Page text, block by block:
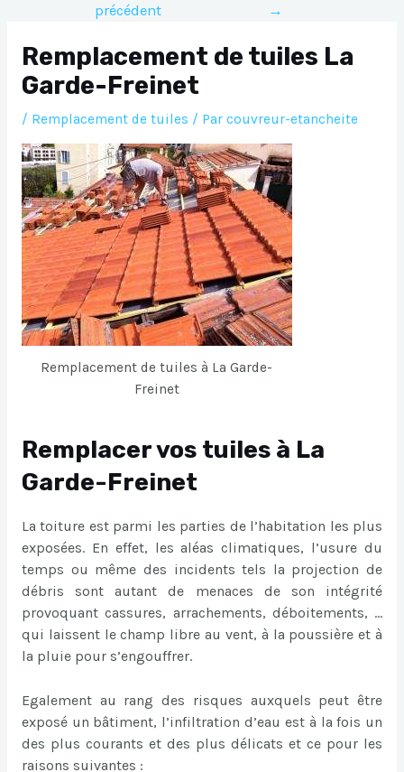
l’articleprécédent
→
Remplacement de tuiles La
Garde-Freinet
/ Remplacement de tuiles / Par couvreur-etancheite
Remplacement de tuiles à La Garde-
Freinet
Remplacer vos tuiles à La
Garde-Freinet
La toiture est parmi les parties de l’habitation les plus
exposées. En effet, les aléas climatiques, l’usure du
temps ou même des incidents tels la projection de
débris sont autant de menaces de son intégrité
provoquant cassures, arrachements, déboitements, …
qui laissent le champ libre au vent, à la poussière et à
la pluie pour s’engouffrer.
Egalement au rang des risques auxquels peut être
exposé un bâtiment, l’infiltration d’eau est à la fois un
des plus courants et des plus délicats et ce pour les
raisons suivantes :